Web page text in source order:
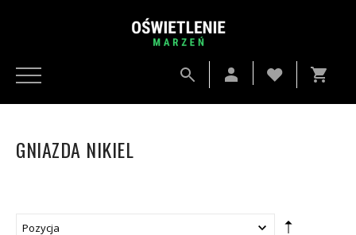
GNIAZDA NIKIEL